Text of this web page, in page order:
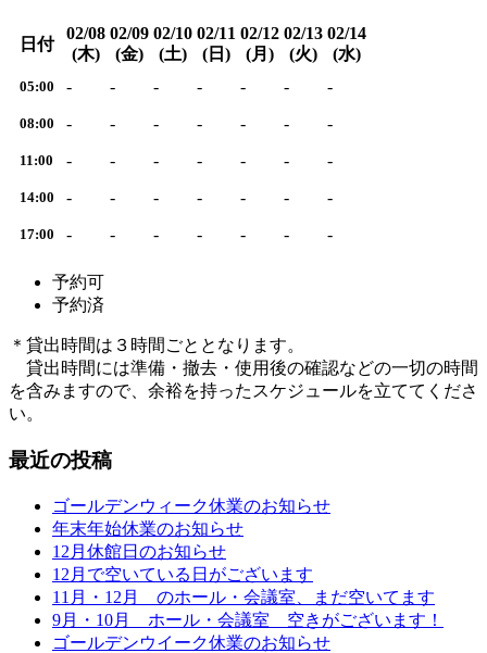
日付
02/08
(木)
02/09
(金)
02/10
(土)
02/11
(日)
02/12
(月)
02/13
(火)
02/14
(水)
05:00 - - - - - - -
08:00 - - - - - - -
11:00 - - - - - - -
14:00 - - - - - - -
17:00 - - - - - - -
予約可
予約済
＊貸出時間は３時間ごととなります。
貸出時間には準備・撤去・使用後の確認などの一切の時間
を含みますので、余裕を持ったスケジュールを立ててくださ
い。
最近の投稿
ゴールデンウィーク休業のお知らせ
年末年始休業のお知らせ
12月休館日のお知らせ
12月で空いている日がございます
11月・12月 のホール・会議室、まだ空いてます
9月・10月 ホール・会議室 空きがございます！
ゴールデンウイーク休業のお知らせ